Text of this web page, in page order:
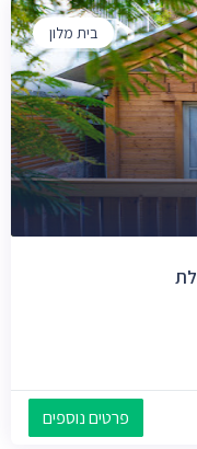
בית מלון
פרטים נוספים